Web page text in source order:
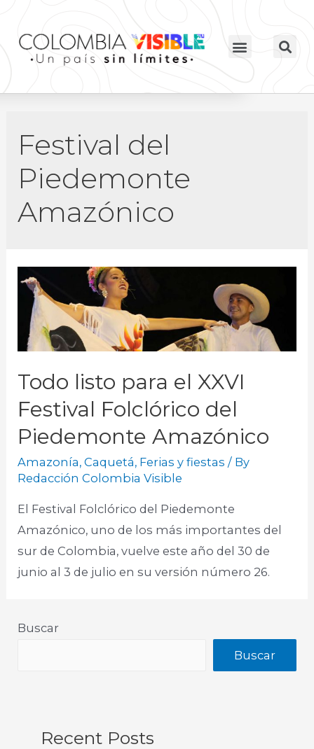
Festival del
Piedemonte
Amazónico
Todo listo para el XXVI
Festival Folclórico del
Piedemonte Amazónico
Amazonía,Caquetá, Ferias y fiestas / By
Redacción Colombia Visible
El Festival Folclórico del Piedemonte
Amazónico, uno de los más importantes del
sur de Colombia, vuelve este año del 30 de
junio al 3 de julio en su versión número 26.
Buscar
Buscar
Recent Posts